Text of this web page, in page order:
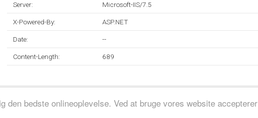
den bedste onlineoplevelse. Ved at bruge vores website
Server: Microsoft-IIS/7.5
X-Powered-By: ASP.NET
Date: --
Content-Length: 689